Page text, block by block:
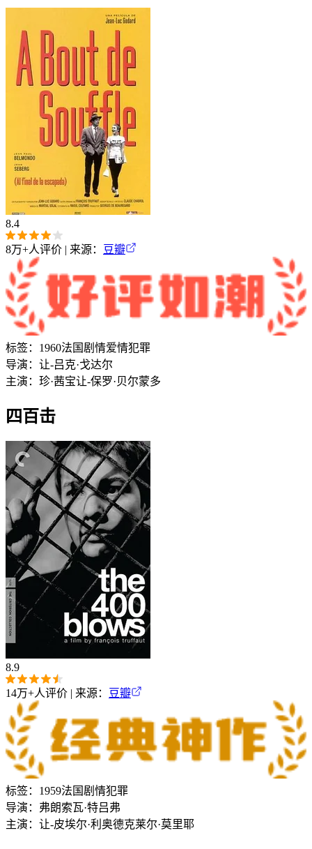
8.4
8万+人评价 | 来源： 豆瓣
标签： 1960法国 剧情爱情犯罪
导演： 让-吕克·戈达尔
主演： 珍·茜宝让-保罗·贝尔蒙多
四百击
8.9
14万+人评价 | 来源： 豆瓣
标签： 1959法国 剧情犯罪
导演： 弗朗索瓦·特吕弗
主演： 让-皮埃尔·利奥德克莱尔·莫里耶